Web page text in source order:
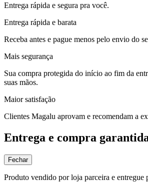
Entrega rápida e segura pra você.
Entrega rápida e barata
Receba antes e pague menos pelo envio do
Mais segurança
Sua compra protegida do início ao fim da
suas mãos.
Maior satisfação
Clientes Magalu aprovam e recomendam a
Entrega e compra
Fechar
Produto vendido por loja parceira e entregue